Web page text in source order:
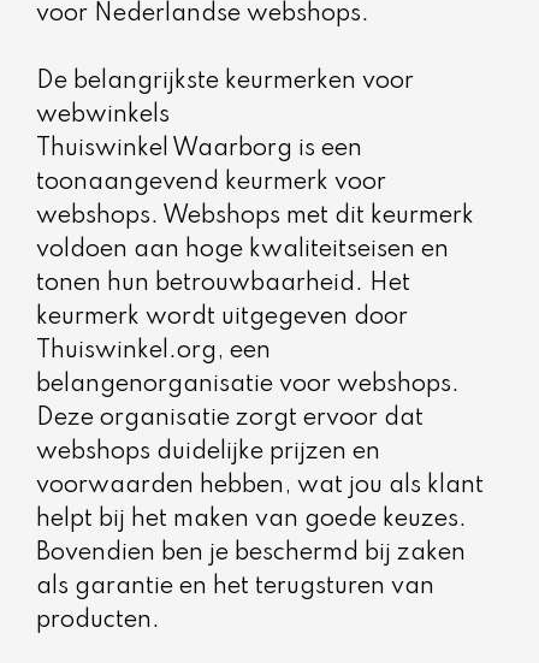
voor Nederlandse webshops.
De belangrijkste keurmerken voor
webwinkels
Thuiswinkel Waarborg is een
toonaangevend keurmerk voor
webshops. Webshops met dit keurmerk
voldoen aan hoge kwaliteitseisen en
tonen hun betrouwbaarheid. Het
keurmerk wordt uitgegeven door
Thuiswinkel.org, een
belangenorganisatie voor webshops.
Deze organisatie zorgt ervoor dat
webshops duidelijke prijzen en
voorwaarden hebben, wat jou als klant
helpt bij het maken van goede keuzes.
Bovendien ben je beschermd bij zaken
als garantie en het terugsturen van
producten.